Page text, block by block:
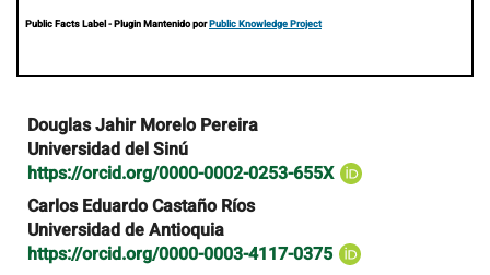
Public Facts Label- Plugin Mantenido porPublic Knowledge Project
Contenido
principal
del
artículo
Douglas Jahir Morelo Pereira
Universidad del Sinú
https://orcid.org/0000-0002-0253-655X
Carlos Eduardo Castaño Ríos
Universidad de Antioquia
https://orcid.org/0000-0003-4117-0375